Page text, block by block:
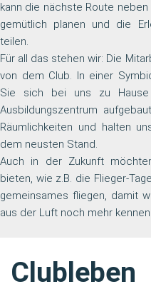
kann die nächste Route
gemütlich planen und die
teilen.
Für all das stehen wir: Die
von dem Club. In einer
Sie sich bei uns zu
Ausbildungszentrum
Räumlichkeiten und halten
dem neusten Stand.
Auch in der Zukunft
bieten, wie z.B. die Flieger-
gemeinsames fliegen, damit
aus der Luft noch mehr
Clubleben